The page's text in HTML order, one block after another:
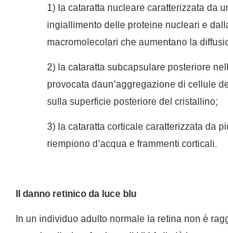
1) la cataratta nucleare caratterizzata da
ingiallimento delle proteine nucleari e
macromolecolari che aumentano la
2) la cataratta subcapsulare posteriore
provocata daun’aggregazione di cellule
sulla superficie posteriore del cristallino;
3) la cataratta corticale caratterizzata da
riempiono d’acqua e frammenti corticali.
Il danno retinico da luce blu
In un individuo adulto normale la retina non è